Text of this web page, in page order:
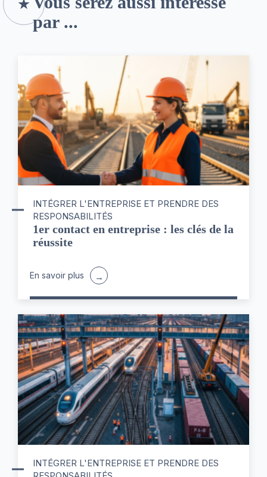
par ...
INTÉGRER L'ENTREPRISE ET PRENDRE DES
RESPONSABILITÉS
1er contact en entreprise : les clés de la
réussite
En savoir plus
INTÉGRER L'ENTREPRISE ET PRENDRE DES